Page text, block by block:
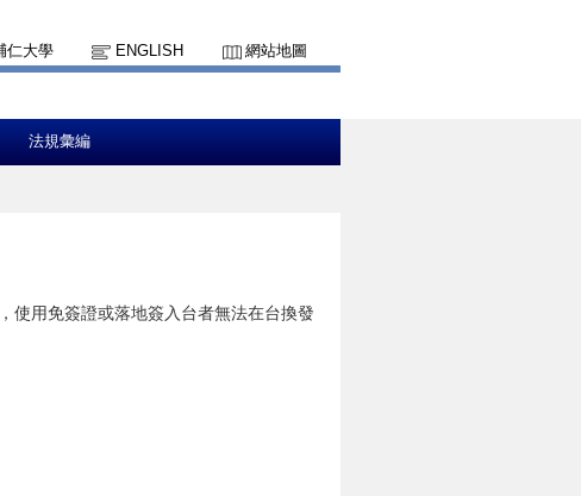
仁大學 ENGLISH 網站地圖
法規彙編
使用免簽證或落地簽入台者無法在台換發